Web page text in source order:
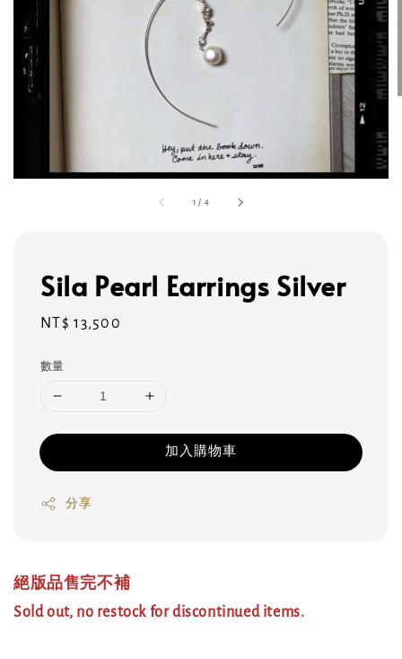
1 / 4
Sila Pearl Earrings Silver
Regular
NT$ 13,500
數量
加入購物車
分享
絕版品售完不補
Sold out, no restock for discontinued items.